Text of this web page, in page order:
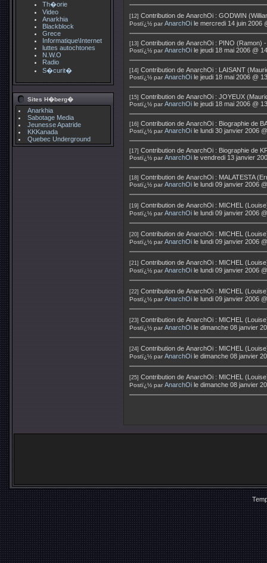
Th�orie
Video
Anarkhia
Blackblock
Grece
Informatique\Internet
luttes autochtones
N.W.O
Radio
S�curit�
Sites H�berg�
Anarkhia
Sabotage Media
Jeunesse Apatride
KKKanada
Quebec Underground
[12] Contribution de AnarchOi : GODWIN
Postï¿½ par AnarchOi le mercredi 14 juin 2006
[13] Contribution de AnarchOi : PINO (Ramon)
Postï¿½ par AnarchOi le jeudi 18 mai 2006 @
[14] Contribution de AnarchOi : LAISANT
Postï¿½ par AnarchOi le jeudi 18 mai 2006 @
[15] Contribution de AnarchOi : JOYEUX
Postï¿½ par AnarchOi le jeudi 18 mai 2006 @
[16] Contribution de AnarchOi : Biographie de
Postï¿½ par AnarchOi le lundi 30 janvier 2006
[17] Contribution de AnarchOi : Biographie de
Postï¿½ par AnarchOi le vendredi 13 janvier
[18] Contribution de AnarchOi : MALATESTA
Postï¿½ par AnarchOi le lundi 09 janvier 2006
[19] Contribution de AnarchOi : MICHEL
Postï¿½ par AnarchOi le lundi 09 janvier 2006
[20] Contribution de AnarchOi : MICHEL
Postï¿½ par AnarchOi le lundi 09 janvier 2006
[21] Contribution de AnarchOi : MICHEL
Postï¿½ par AnarchOi le lundi 09 janvier 2006
[22] Contribution de AnarchOi : MICHEL
Postï¿½ par AnarchOi le lundi 09 janvier 2006
[23] Contribution de AnarchOi : MICHEL
Postï¿½ par AnarchOi le dimanche 08 janvier
[24] Contribution de AnarchOi : MICHEL
Postï¿½ par AnarchOi le dimanche 08 janvier
[25] Contribution de AnarchOi : MICHEL
Postï¿½ par AnarchOi le dimanche 08 janvier